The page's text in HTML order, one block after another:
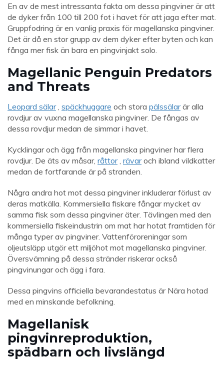
En av de mest intressanta fakta om dessa pingviner är att
de dyker från 100 till 200 fot i havet för att jaga efter mat.
Gruppfodring är en vanlig praxis för magellanska pingviner.
Det är då en stor grupp av dem dyker efter byten och kan
fånga mer fisk än bara en pingvinjakt solo.
Magellanic Penguin Predators
and Threats
Leopard sälar, späckhuggare och stora pälssälarär alla
rovdjur av vuxna magellanska pingviner. De fångas av
dessa rovdjur medan de simmar i havet.
Kycklingar och ägg från magellanska pingviner har flera
rovdjur. De äts av måsar, råttor, rävaroch ibland vildkatter
medan de fortfarande är på stranden.
Några andra hot mot dessa pingviner inkluderar förlust av
deras matkälla. Kommersiella fiskare fångar mycket av
samma fisk som dessa pingviner äter. Tävlingen med den
kommersiella fiskeindustrin om mat har hotat framtiden för
många typer av pingviner. Vattenföroreningar som
oljeutsläpp utgör ett miljöhot mot magellanska pingviner.
Översvämning på dessa stränder riskerar också
pingvinungar och ägg i fara.
Dessa pingvins officiella bevarandestatus är Nära hotad
med en minskande befolkning.
Magellanisk
pingvinreproduktion,
spädbarn och livslängd